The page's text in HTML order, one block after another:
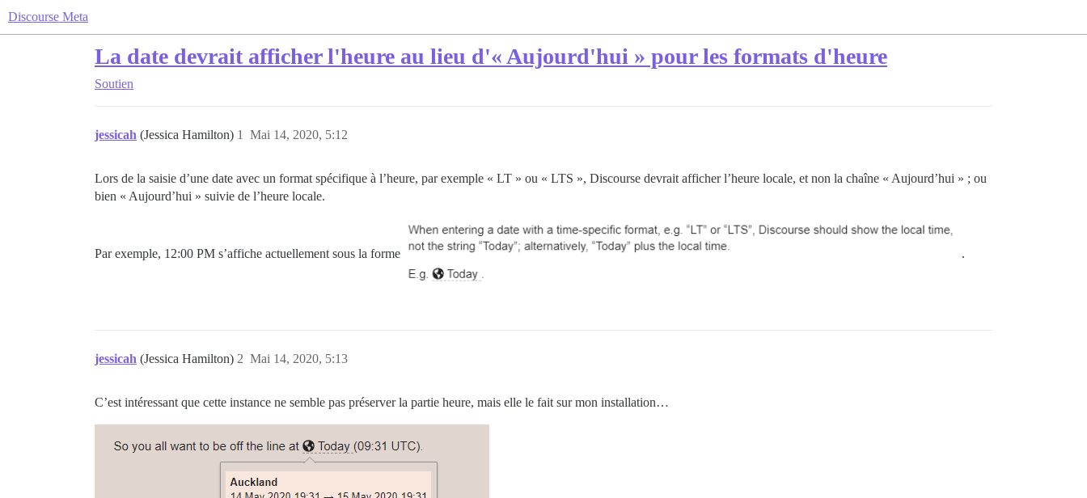
Discourse Meta
La date devrait afficher l'heure au lieu d'« Aujourd'hui » pour les formats d'heure
Soutien
jessicah (Jessica Hamilton) Mai 14, 2020, 5:12
1
Lors de la saisie d’une date avec un format spécifique à l’heure, par exemple « LT » ou « LTS », Discourse devrait afficher l’heure locale, et non la chaîne « Aujourd’hui » ; ou
bien « Aujourd’hui » suivie de l’heure locale.
Par exemple, 12:00 PM s’affiche actuellement sous la forme .
jessicah (Jessica Hamilton) Mai 14, 2020, 5:13
2
C’est intéressant que cette instance ne semble pas préserver la partie heure, mais elle le fait sur mon installation…